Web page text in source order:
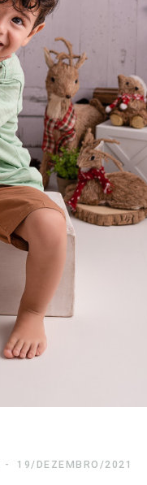
19/DEZEMBRO/2021